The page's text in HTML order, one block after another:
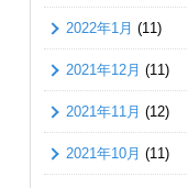
2022年1月 (11)
2021年12月 (11)
2021年11月 (12)
2021年10月 (11)